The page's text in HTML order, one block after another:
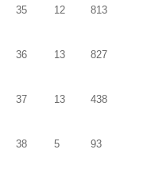
35 12 813
36 13 827
37 13 438
38 5 93